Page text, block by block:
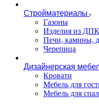
Стройматериалы
Газоны
Изделия из ДПК
Печи, камины,
Черепица
Дизайнерская
Кровати
Мебель для
Мебель для